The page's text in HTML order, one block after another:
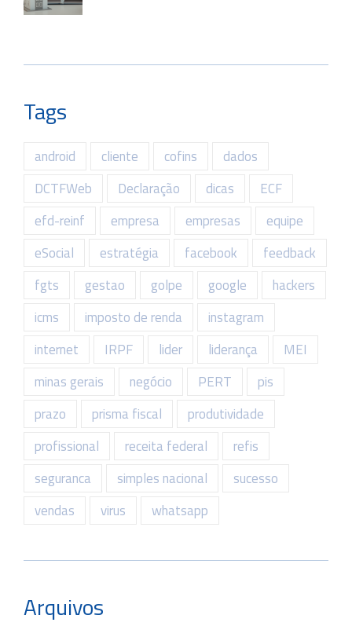
Tags
android cliente cofins
dados
DCTFWeb
Declaração dicas
ECF
efd-reinf
empresa empresas
equipe
eSocial
estratégia facebook
feedback
fgts
gestao golpe google
hackers
icms
imposto de renda
instagram
internet
IRPF lider liderança
MEI
minas gerais
negócio PERT
pis
prazo
prisma fiscal
produtividade
profissional
receita federal
refis
seguranca
simples nacional
sucesso
vendas
virus whatsapp
Arquivos